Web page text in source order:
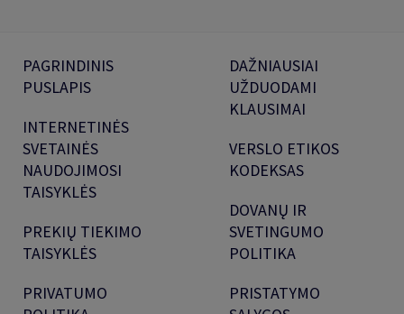
PAGRINDINIS
PUSLAPIS
INTERNETINĖS
SVETAINĖS
NAUDOJIMOSI
TAISYKLĖS
PREKIŲ TIEKIMO
TAISYKLĖS
PRIVATUMO
DAŽNIAUSIAI
UŽDUODAMI
KLAUSIMAI
VERSLO ETIKOS
KODEKSAS
DOVANŲ IR
SVETINGUMO
POLITIKA
PRISTATYMO